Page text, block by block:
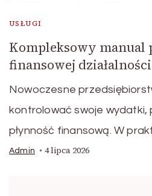
USŁUGI
Kompleksowy manual
finansowej działalności
Nowoczesne
kontrolować swoje wydatki,
płynność finansową. W
Admin 4 lipca 2026